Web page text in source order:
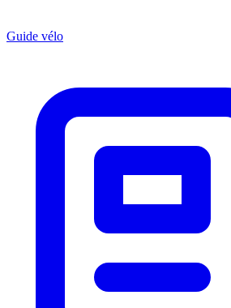
Guide vélo